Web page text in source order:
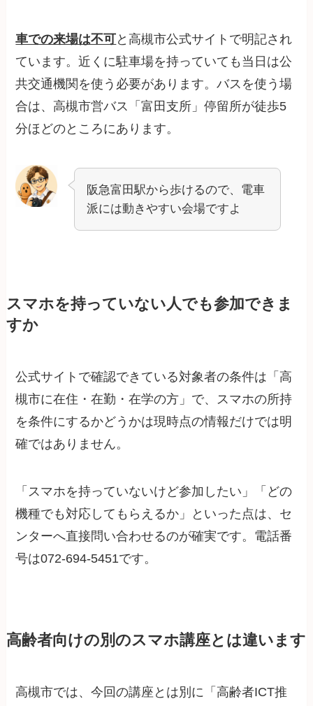
車での来場は不可と高槻市公式サイトで明記され
ています。近くに駐車場を持っていても当日は公
共交通機関を使う必要があります。バスを使う場
合は、高槻市営バス「富田支所」停留所が徒歩5
分ほどのところにあります。
阪急富田駅から歩けるので、電車
派には動きやすい会場ですよ
スマホを持っていない人でも参加できま
すか
公式サイトで確認できている対象者の条件は「高
槻市に在住・在勤・在学の方」で、スマホの所持
を条件にするかどうかは現時点の情報だけでは明
確ではありません。
「スマホを持っていないけど参加したい」「どの
機種でも対応してもらえるか」といった点は、セ
ンターへ直接問い合わせるのが確実です。電話番
号は072-694-5451です。
高齢者向けの別のスマホ講座とは違います
高槻市では、今回の講座とは別に「高齢者ICT推